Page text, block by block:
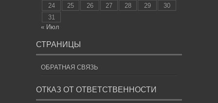
24
25 26 27 28 29
30
31
« Июл
СТРАНИЦЫ
ОБРАТНАЯ СВЯЗЬ
ОТКАЗ ОТ ОТВЕТСТВЕННОСТИ